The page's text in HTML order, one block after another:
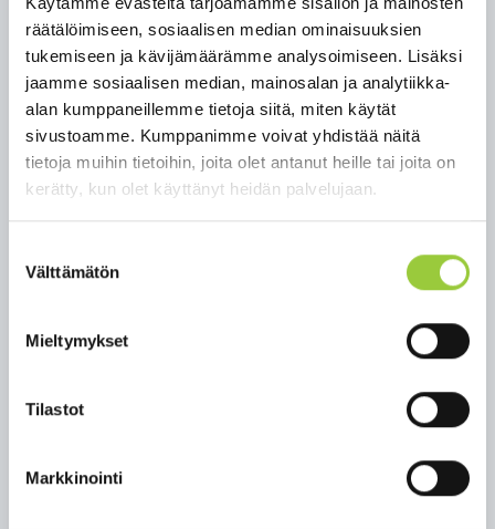
räätälöimiseen, sosiaalisen median ominaisuuksien
tukemiseen ja kävijämäärämme analysoimiseen. Lisäksi
jaamme sosiaalisen median, mainosalan ja analytiikka-
alan kumppaneillemme tietoja siitä, miten käytät
sivustoamme. Kumppanimme voivat yhdistää näitä
tietoja muihin tietoihin, joita olet antanut heille tai joita on
kerätty, kun olet käyttänyt heidän palvelujaan.
valinta
Välttämätön
Mieltymykset
Tilastot
Markkinointi
ta tu­lee ha­keu­tua ko­ro­na­tes­tiin ja jää­dä omaeh­toi­
seen ka­ran­tee­niin tes­ti­tu­los­ta odo­tet­taes­sa. Sel­
väs­ti oi­rei­se­na ei tu­le mat­kus­taa tai muu­ten al­tis­
taa mui­ta lä­hi­kon­tak­tis­sa ole­via tar­tun­nal­le.
Kai­nuun so­ten kes­kus­sai­raa­lan dri­ve in -tes­tauk­sen
ajan­va­raus pal­ve­lee ma-su klo 8 – 19 nu­me­ros­sa 040
165 0020. Ko­ro­na­tes­taus myös ter­veys­kes­kus­ten
toi­mi­pis­teis­sä näi­den au­kio­loai­koi­na. Tar­kem­mat
nain­fo
sa
tiedotteeseen:
https://sote.kainuu.fi/uutiset/sotkamon-
koronatartunnalle-4-53